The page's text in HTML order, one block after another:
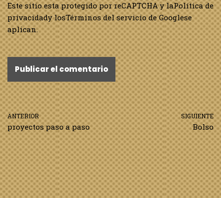
Este sitio esta protegido por reCAPTCHA y laPolítica de
privacidady losTérminos del servicio de Googlese
aplican.
ANTERIOR
proyectos paso a paso
SIGUIENTE
Bolso